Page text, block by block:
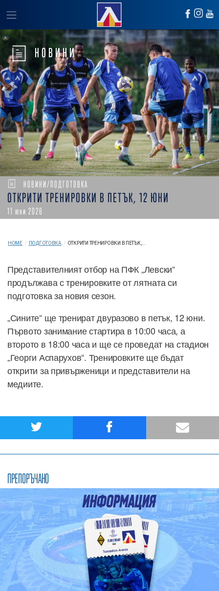
НОВИНИ
НОВИНИ/ПОДГОТОВКА
ОТКРИТИ ТРЕНИРОВКИ В ПЕТЪК, 12 ЮНИ
11 юни 2026
HOME / ПОДГОТОВКА / ОТКРИТИ ТРЕНИРОВКИ В ПЕТЪК,...
Представителният отбор на ПФК „Левски“
продължава с тренировките от лятната си
подготовка за новия сезон.
„Сините“ ще тренират двуразово в петък, 12 юни.
Първото занимание стартира в 10:00 часа, а
второто в 18:00 часа и ще се проведат на стадион
„Георги Аспарухов“. Тренировките ще бъдат
открити за привърженици и представители на
медиите.
ПРЕПОРЪЧАНО